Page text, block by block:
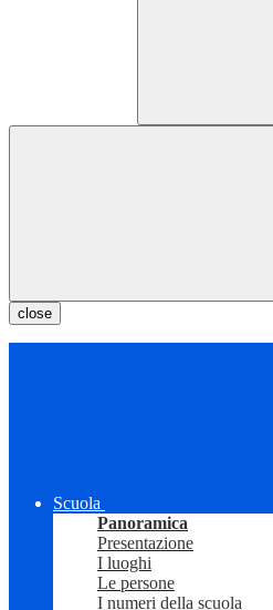
close
Scuola
Panoramica
Presentazione
I luoghi
Le persone
I numeri della scuola